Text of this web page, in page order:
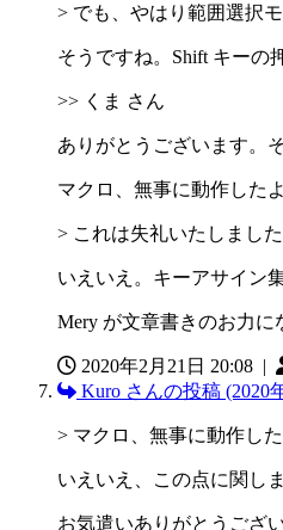
> でも、やはり範囲選択
そうですね。Shift キー
>> くま さん
ありがとうございます。
マクロ、無事に動作した
> これは失礼いたしまし
いえいえ。キーアサイン
Mery が文章書きのお力に
2020年2月21日 20:08 |
Kuro さんの投稿 (2020
> マクロ、無事に動作し
いえいえ、この点に関し
お気遣いありがとうござ